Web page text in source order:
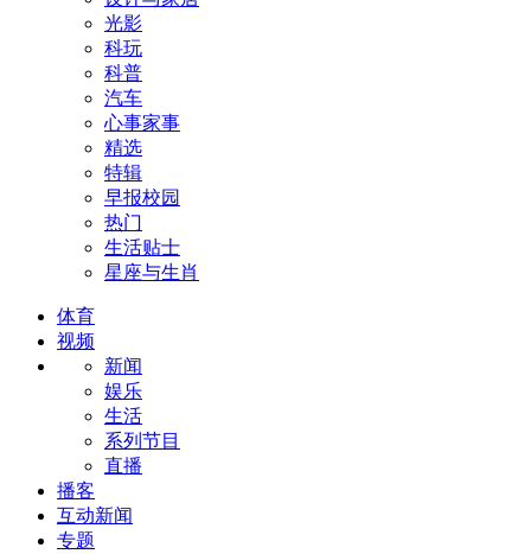
光影
科玩
科普
汽车
心事家事
精选
特辑
早报校园
热门
生活贴士
星座与生肖
体育
视频
新闻
娱乐
生活
系列节目
直播
播客
互动新闻
专题